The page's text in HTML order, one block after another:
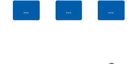
Agregar Agregar Agregar